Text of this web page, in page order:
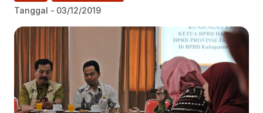
Tanggal - 03/12/2019